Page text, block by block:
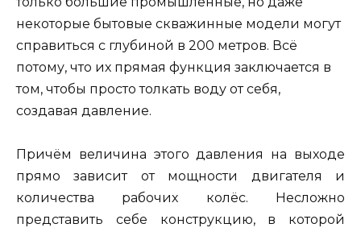
некоторые бытовые скважинные модели могут
справиться с глубиной в 200 метров. Всё
потому, что их прямая функция заключается в
том, чтобы просто толкать воду от себя,
создавая давление.
Причём величина этого давления на выходе
прямо зависит от мощности двигателя и
количества рабочих колёс. Несложно
представить себе конструкцию, в которой